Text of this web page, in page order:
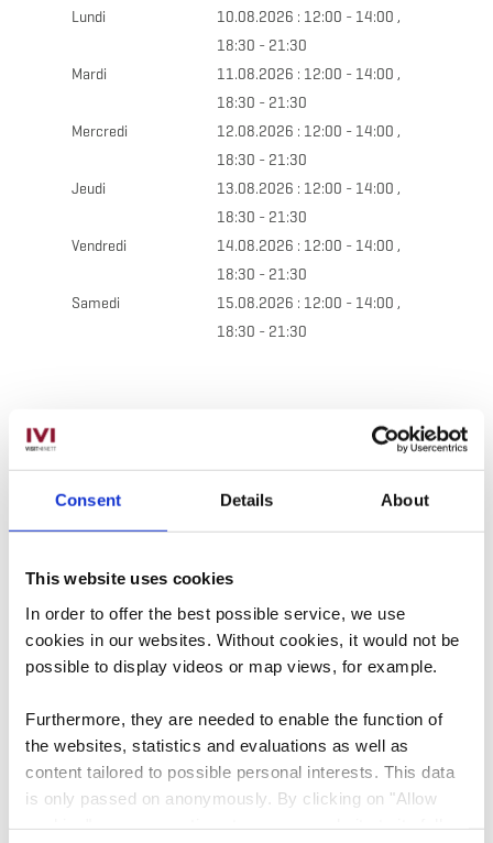
Consent Details About
This website uses cookies
In order to offer the best possible service, we use
cookies in our websites. Without cookies, it would not be
possible to display videos or map views, for example.
Furthermore, they are needed to enable the function of
the websites, statistics and evaluations as well as
content tailored to possible personal interests. This data
is only passed on anonymously. By clicking on "Allow
Lundi
10.08.2026 : 12:00 - 14:00 ,
18:30 - 21:30
Mardi
11.08.2026 : 12:00 - 14:00 ,
18:30 - 21:30
Mercredi
12.08.2026 : 12:00 - 14:00 ,
18:30 - 21:30
Jeudi
13.08.2026 : 12:00 - 14:00 ,
18:30 - 21:30
Vendredi
14.08.2026 : 12:00 - 14:00 ,
18:30 - 21:30
Samedi
15.08.2026 : 12:00 - 14:00 ,
18:30 - 21:30
Contact
Adresse:
Restaurant Grégorius
Afficher sur la carte
Autres restaurants